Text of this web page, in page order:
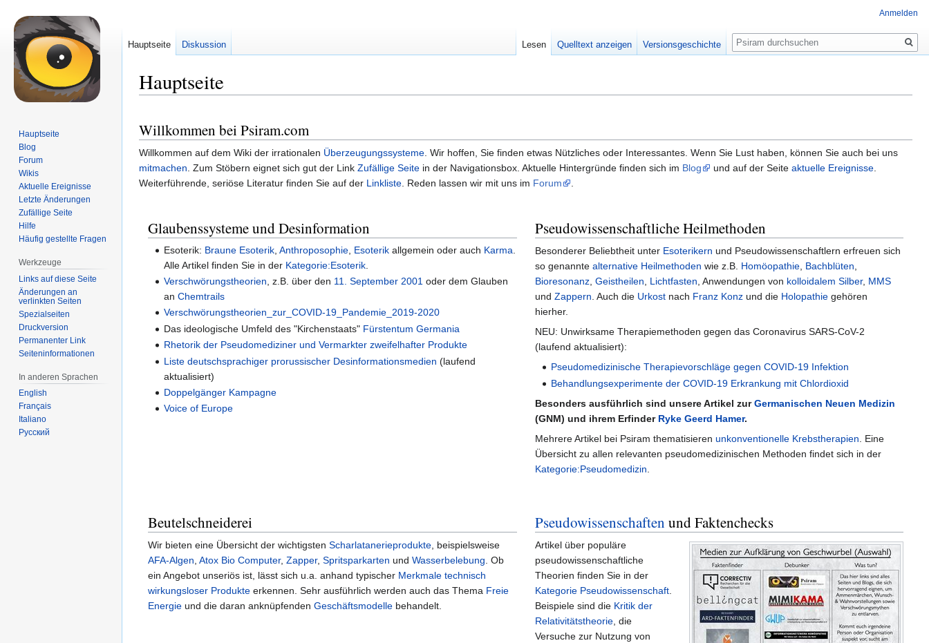
Hauptseite
Navigation
springen
Suche
springen
Willkommen bei Psiram.com
Willkommen auf dem Wiki der irrationalen Überzeugungssysteme. Wir hoffen, Sie finden etwas Nützliches oder Interessantes. Wenn Sie Lust haben, können Sie auch bei uns
mitmachen. Zum Stöbern eignet sich gut der Link Zufällige Seite in der Navigationsbox. Aktuelle Hintergründe finden sich im Blog und auf der Seite aktuelle Ereignisse.
Weiterführende, seriöse Literatur finden Sie auf der Linkliste. Reden lassen wir mit uns im Forum .
Glaubenssysteme und Desinformation
Esoterik: Braune Esoterik, Anthroposophie, Esoterikallgemein oder auch Karma
Alle Artikel finden Sie in der Kategorie:Esoterik.
Verschwörungstheorien , z.B. über den 11. September 2001 oder dem Glauben
an Chemtrails
Verschwörungstheorien_zur_COVID-19_Pandemie_2019-2020
Das ideologische Umfeld des "Kirchenstaats" Fürstentum Germania
Rhetorik der Pseudomediziner und Vermarkter zweifelhafter Produkte
Liste deutschsprachiger prorussischer Desinformationsmedien (laufend
aktualisiert)
Doppelgänger Kampagne
Voice of Europe
Pseudowissenschaftliche Heilmethoden
Besonderer Beliebtheit unter Esoterikern und Pseudowissenschaftlern erfreuen sich
so genanntealternative Heilmethoden wie z.B. Homöopathie, Bachblüten,
Bioresonanz,Geistheilen, Lichtfasten, Anwendungen von kolloidalem Silber, MMS
undZappern. Auch die Urkost nach Franz Konz und die Holopathie gehören
hierher.
NEU: Unwirksame Therapiemethoden gegen das Coronavirus SARS-CoV-2
(laufend aktualisiert):
Pseudomedizinische Therapievorschläge gegen COVID-19 Infektion
Behandlungsexperimente der COVID-19 Erkrankung mit Chlordioxid
Besonders ausführlich sind unsere Artikel zurGermanischen Neuen Medizin
(GNM) und ihrem Erfinder Ryke Geerd Hamer.
Mehrere Artikel bei Psiram thematisierenunkonventionelle Krebstherapien . Eine
Übersicht zu allen relevanten pseudomedizinischen Methoden findet sich in der
Kategorie:Pseudomedizin
Beutelschneiderei
Wir bieten eine Übersicht der wichtigstenScharlatanerieprodukte, beispielsweise
AFA-Algen,Atox Bio Computer,Zapper,Spritsparkarten undWasserbelebung. Ob
ein Angebot unseriös ist, lässt sich u.a. anhand typischer Merkmale technisch
wirkungsloser Produkte erkennen. Sehr ausführlich werden auch das Thema Freie
Energie und die daran anknüpfendenGeschäftsmodelle behandelt.
Pseudowissenschaften und Faktenchecks
Artikel über populäre
pseudowissenschaftliche
Theorien finden Sie in der
Kategorie Pseudowissenschaft.
Beispiele sind die Kritik der
Relativitätstheorie, die
Versuche zur Nutzung von
Anmelden
Hauptseite Diskussion Lesen Quelltext anzeigen Versionsgeschichte
Suche
Hauptseite
Blog
Forum
Wikis
Aktuelle Ereignisse
Letzte Änderungen
Zufällige Seite
Hilfe
Häufig gestellte Fragen
Werkzeuge
Links auf diese Seite
Änderungen an
verlinkten Seiten
Spezialseiten
Druckversion
Permanenter Link
Seiten­informationen
In anderen Sprachen
English
Français
Italiano
Русский